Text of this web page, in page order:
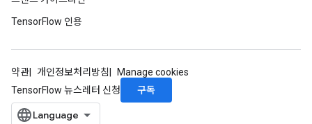
TensorFlow 인용
약관 개인정보처리방침
Manage cookies
TensorFlow 뉴스레터 신청
구독